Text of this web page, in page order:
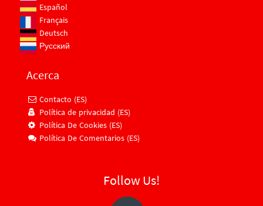
Español
Français
Deutsch
Русский
Acerca
Contacto (ES)
Política de privacidad (ES)
Política De Cookies (ES)
Política De Comentarios (ES)
Follow Us!